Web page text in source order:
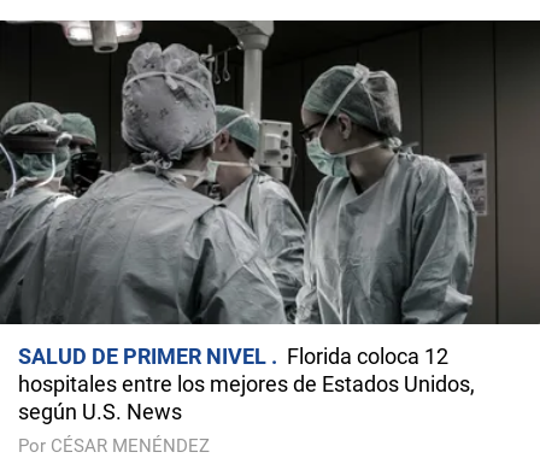
SALUD DE PRIMER NIVEL
Florida coloca 12
hospitales entre los mejores de Estados Unidos,
según U.S. News
Por CÉSAR MENÉNDEZ